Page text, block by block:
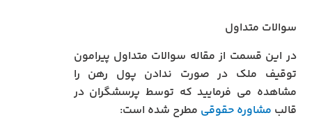
سوالات متداول
در این قسمت از مقاله سوالات متداول پیرامون
توقیف ملک در صورت ندادن پول رهن را
مشاهده می فرمایید که توسط پرسشگران در
قالب مشاوره حقوقی مطرح شده است: